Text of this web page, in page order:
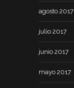
agosto 2017
julio 2017
junio 2017
mayo 2017